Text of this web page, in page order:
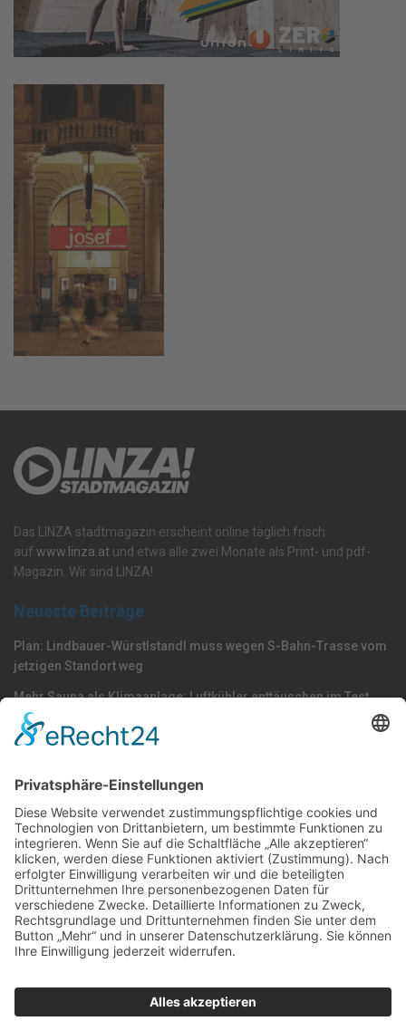
Das LINZA stadtmagazin erscheint online täglich frisch
auf www.linza.at und etwa alle zwei Monate als Print- und pdf-
Magazin. Wir sind LINZA!
Neueste Beiträge
Plan: Lindbauer-Würstlstandl muss wegen S-Bahn-Trasse vom
jetzigen Standort weg
Mehr Sauna als Klimaanlage: Luftkühler enttäuschen im Test
KEINE Trinkwasserknappheit in Linz!
Events
Freizeit
Galerie
Klima
Kultur
Linz
LINZAgschichten
Meinung
Politik
Sport
Unterwegs
VerQUERt I Satire
Wels